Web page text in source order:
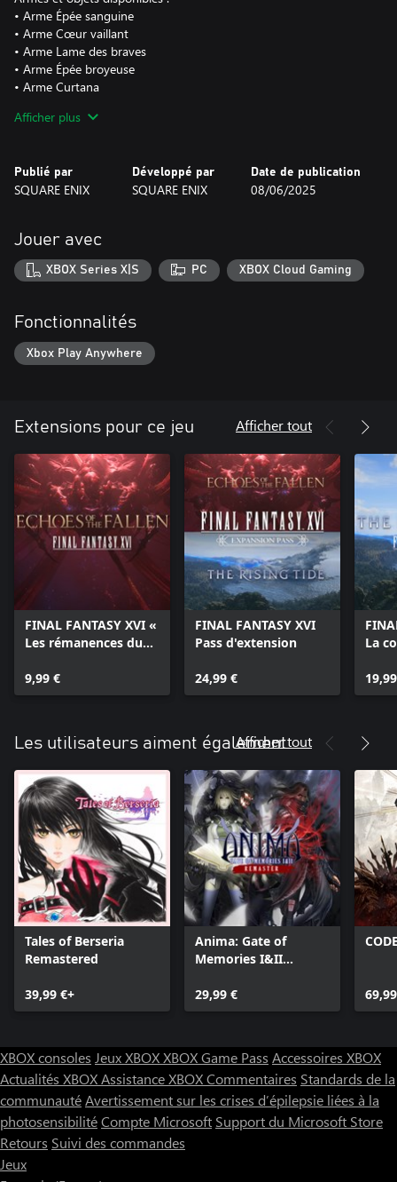
• Arme Épée sanguine
• Arme Cœur vaillant
• Arme Lame des braves
• Arme Épée broyeuse
• Arme Curtana
• Partition Sixteen Bells
• Partition Through the Maelstrom
Afficher plus
Publié par
SQUARE ENIX
Développé par
SQUARE ENIX
Date de publication
08/06/2025
Jouer avec
XBOX Series X|S PC XBOX Cloud Gaming
Fonctionnalités
Xbox Play Anywhere
Extensions pour ce jeu Afficher tout
FINAL FANTASY XVI «
Les rémanences du
Fallen)
9,99 €
FINAL FANTASY XVI
Pass d'extension
24,99 €
La
tide)
Les utilisateurs aiment également
Afficher tout
Tales of Berseria
Remastered
39,99 €+
Anima: Gate of
Memories I&II
29,99 €
XBOX consoles Jeux XBOXXBOX Game Pass Accessoires XBOX
Actualités XBOXAssistance XBOXCommentaires Standards de la
communautéAvertissement sur les crises d’épilepsie liées à la
photosensibilitéCompte Microsoft Support du Microsoft Store
Retours Suivi des commandes
Jeux